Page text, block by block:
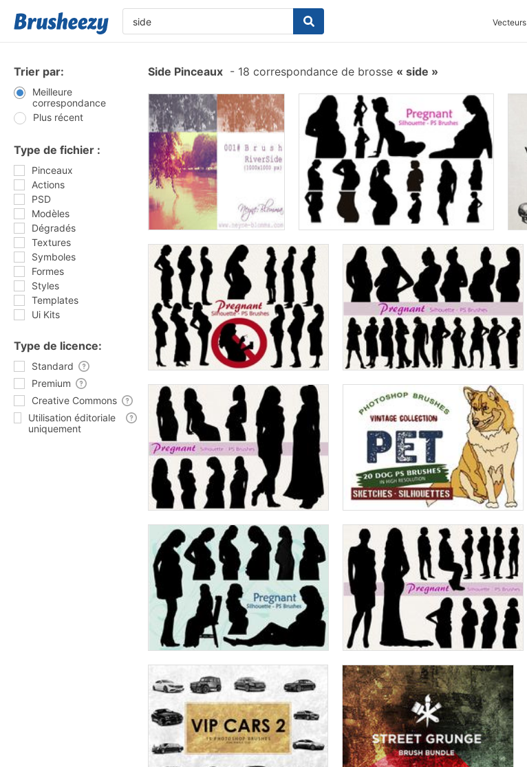
Vecteurs
Trier par:
Meilleure
correspondance
Plus récent
Type de fichier :
Pinceaux
Actions
PSD
Modèles
Dégradés
Textures
Symboles
Formes
Styles
Templates
Ui Kits
Type de licence:
Standard
Premium
Creative Commons
Utilisation éditoriale
uniquement
Side Pinceaux - 18 correspondance de brosse side